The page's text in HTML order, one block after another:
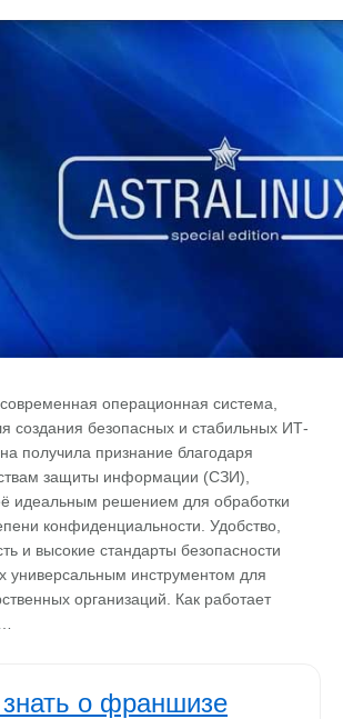
операционная система,
создания безопасных и стабильных ИТ-
получила признание благодаря
защиты информации (СЗИ),
идеальным решением для обработки
конфиденциальности. Удобство,
и высокие стандарты безопасности
универсальным инструментом для
организаций. Как работает
о франшизе